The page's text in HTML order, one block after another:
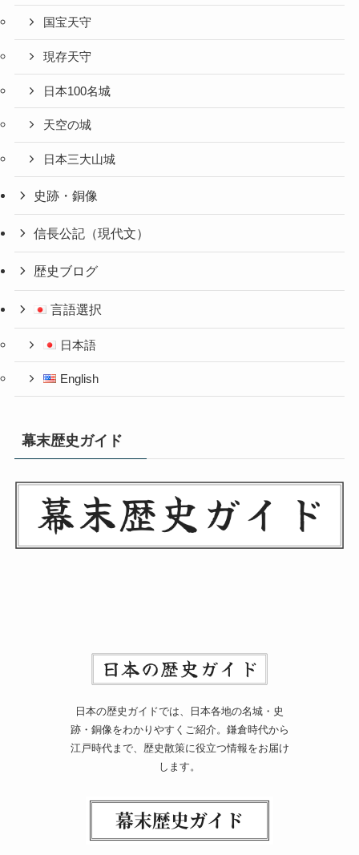
国宝天守
現存天守
日本100名城
天空の城
日本三大山城
史跡・銅像
信長公記（現代文）
歴史ブログ
言語選択
日本語
English
幕末歴史ガイド
日本の歴史ガイドでは、日本各地の名城・史
跡・銅像をわかりやすくご紹介。鎌倉時代から
江戸時代まで、歴史散策に役立つ情報をお届け
します。